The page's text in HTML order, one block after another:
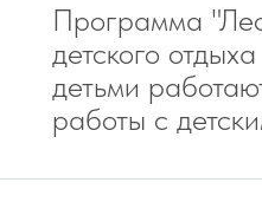
Программа
детского
детьми
работы с